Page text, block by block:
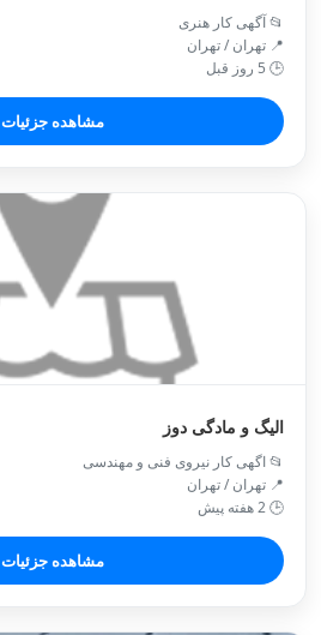
📂 آگهی کار هنری
📍 تهران / تهران
🕒 5 روز قبل
مشاهده جزئیات
الیگ و مادگی دوز
📂 اگهی کار نیروی فنی و مهندسی
📍 تهران / تهران
🕒 2 هفته پیش
مشاهده جزئیات